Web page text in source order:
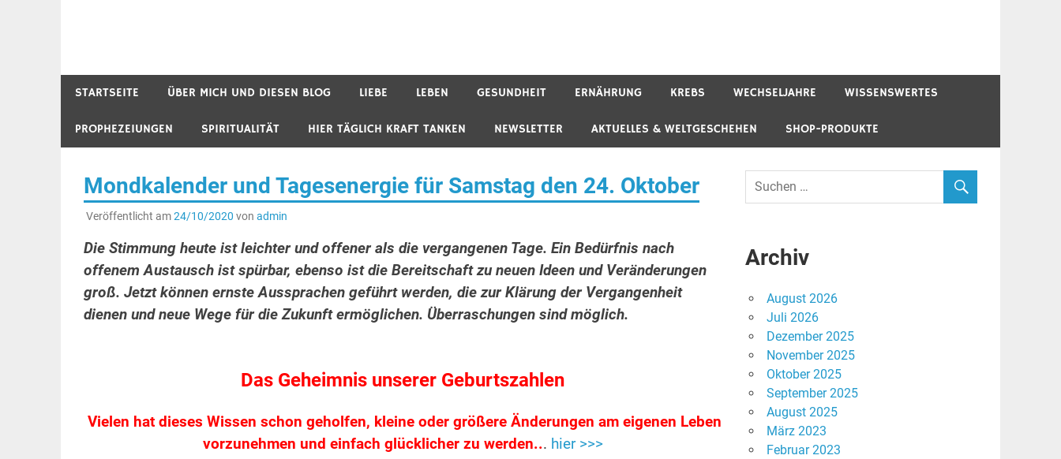
STARTSEITE ÜBER MICH UND DIESEN BLOG LIEBE LEBEN GESUNDHEIT ERNÄHRUNG KREBS WECHSELJAHRE WISSENSWERTES
PROPHEZEIUNGEN SPIRITUALITÄT HIER TÄGLICH KRAFT TANKEN NEWSLETTER AKTUELLES & WELTGESCHEHEN SHOP-PRODUKTE
Mondkalender und Tagesenergie für Samstag den 24. Oktober
Veröffentlicht am24/10/2020 von admin
Die Stimmung heute ist leichter und offener als die vergangenen Tage. Ein Bedürfnis nach
offenem Austausch ist spürbar, ebenso ist die Bereitschaft zu neuen Ideen und Veränderungen
groß. Jetzt können ernste Aussprachen geführt werden, die zur Klärung der Vergangenheit
dienen und neue Wege für die Zukunft ermöglichen. Überraschungen sind möglich.
Das Geheimnis unserer Geburtszahlen
Vielen hat dieses Wissen schon geholfen, kleine oder größere Änderungen am eigenen Leben
vorzunehmen und einfach glücklicher zu werden... hier >>>
Archiv
August 2026
Juli 2026
Dezember 2025
November 2025
Oktober 2025
September 2025
August 2025
März 2023
Februar 2023